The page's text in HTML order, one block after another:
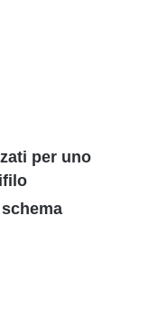
per uno